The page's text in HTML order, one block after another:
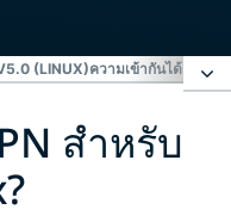
(LINUX)ความเข้ากันได้กับ
สำหรับ